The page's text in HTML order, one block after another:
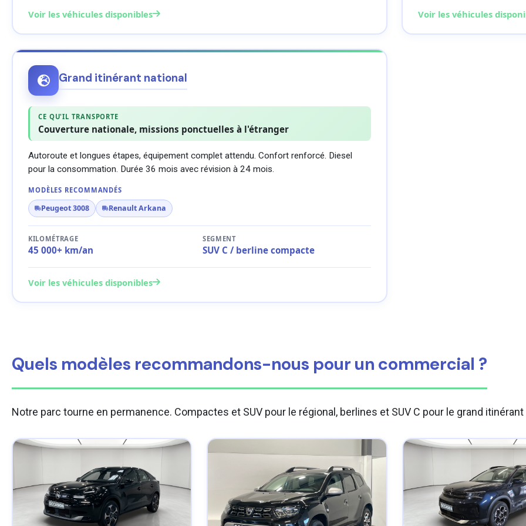
Voir les véhicules disponibles Voir les véhicules
Grand itinérant national
CE QU'IL TRANSPORTE
Couverture nationale, missions ponctuelles à l'étranger
Autoroute et longues étapes, équipement complet attendu. Confort renforcé. Diesel
pour la consommation. Durée 36 mois avec révision à 24 mois.
MODÈLES RECOMMANDÉS
Peugeot 3008 Renault Arkana
KILOMÉTRAGE
45 000+ km/an
SEGMENT
SUV C / berline compacte
Voir les véhicules disponibles
Quels modèles recommandons-nous pour un commercial ?
Notre parc tourne en permanence. Compactes et SUV pour le régional, berlines et SUV C pour le grand itinérant